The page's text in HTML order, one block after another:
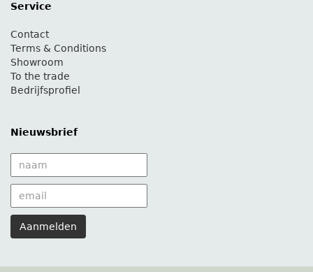
Service
Contact
Terms & Conditions
Showroom
To the trade
Bedrijfsprofiel
Nieuwsbrief